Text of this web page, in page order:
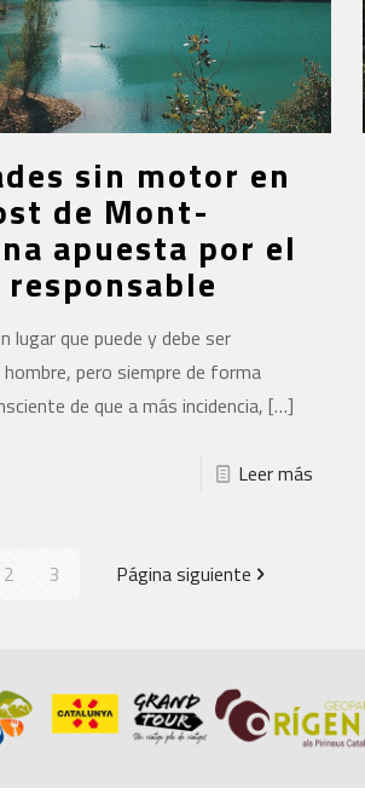
sin motor en
de Mont-
apuesta por el
lugar que puede y debe ser
pero siempre de forma
de que a más incidencia, […]
Leer más
2 3 Página siguiente